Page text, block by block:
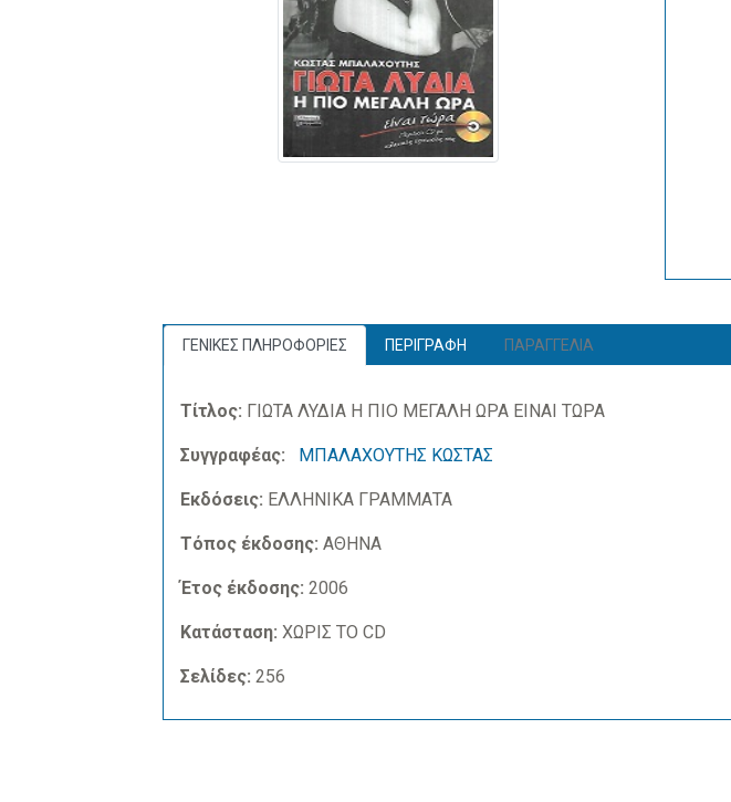
ΓΕΝΙΚΕΣ ΠΛΗΡΟΦΟΡΙΕΣ ΠΕΡΙΓΡΑΦΗ ΠΑΡΑΓΓΕΛΙΑ
Τίτλος: ΓΙΩΤΑ ΛΥΔΙΑ Η ΠΙΟ ΜΕΓΑΛΗ ΩΡΑ ΕΙΝΑΙ ΤΩΡΑ
Συγγραφέας: ΜΠΑΛΑΧΟΥΤΗΣ ΚΩΣΤΑΣ
Εκδόσεις: ΕΛΛΗΝΙΚΑ ΓΡΑΜΜΑΤΑ
Τόπος έκδοσης: ΑΘΗΝΑ
Έτος έκδοσης: 2006
Κατάσταση: ΧΩΡΙΣ ΤΟ CD
Σελίδες: 256